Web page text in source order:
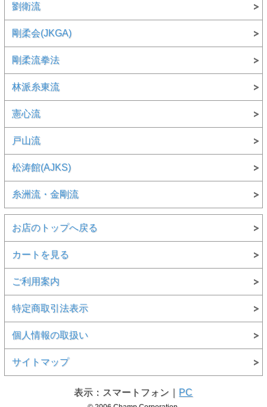
劉衛流
剛柔会(JKGA)
剛柔流拳法
林派糸東流
憲心流
戸山流
松涛館(AJKS)
糸洲流・金剛流
お店のトップへ戻る
カートを見る
ご利用案内
特定商取引法表示
個人情報の取扱い
サイトマップ
表示：スマートフォン｜ PC